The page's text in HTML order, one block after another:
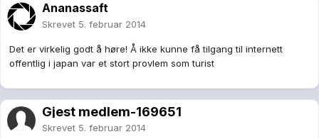
Ananassaft
Skrevet 5. februar 2014
Det er virkelig godt å høre! Å ikke kunne få tilgang til internett
offentlig i japan var et stort provlem som turist
Gjest medlem-169651
Skrevet 5. februar 2014